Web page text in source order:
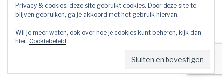
Privacybeleid
Privacy & cookies: deze site gebruikt cookies. Door deze site te
blijven gebruiken, ga je akkoord met het gebruik hiervan.
Wil je meer weten, ook over hoe je cookies kunt beheren, kijk dan
hier: Cookiebeleid